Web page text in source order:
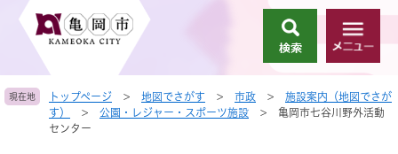
頭
飛
索
メ
ニ
ー
現在地 トップページ > 地図でさがす > 市政 >
施設案内（地図でさが
す）
> 公園・レジャー・スポーツ施設 >
亀岡市七谷川野外活動
センター